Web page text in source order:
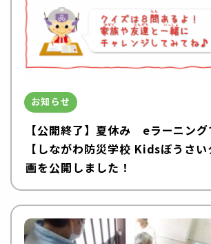
お知らせ
【公開終了】夏休み eラーニング
【しながわ防災学校 Kidsぼうさ
画を公開しました！